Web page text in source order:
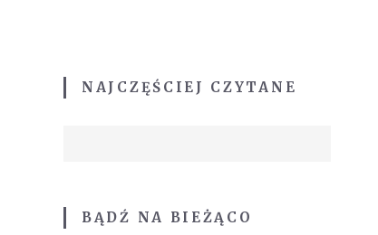
NAJCZĘŚCIEJ CZYTANE
BĄDŹ NA BIEŻĄCO